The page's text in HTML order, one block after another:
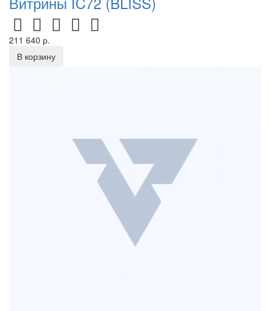
211 640 р.
В корзину